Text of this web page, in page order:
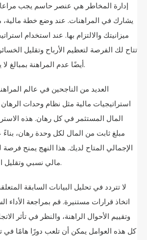
إدارة المخاطر هي عنصر حاسم يجب
يشارك في المراهنات. عند وضع خطة مالية،
ميزانيتك والالتزام بها. عند استخدام
تتاح لك الفرصة لتعظيم الأرباح وتقليل
أيضًا عدم المراهنة بمبالغ لا يمكنك تحمل خسارتها.
العديد من الناجحين في عالم
استراتيجيات مالية مثل نظام وحدات
المال المستثمر في كل رهان. هذه
مبلغ ثابت من المال لكل وحدة رهان،
الإجمالي المتاح لديك. هذا النهج يمنح
مالي نسبي وتقليل التقلبات غير المتوقعة.
لا تتردد في تحليل البيانات السابقة
اتخاذ قرارات مستنيرة. قم بمراجعة الأداء
وتقييم الأحوال الراهنة، والنظر في تأثر
كل هذه العوامل يمكن أن تلعب دورًا هامًا في